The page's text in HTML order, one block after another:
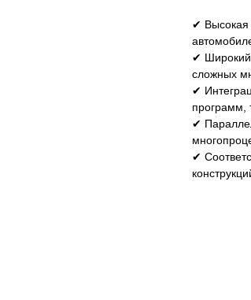
✔ Высокая
✔ Широкий
сложных
✔
программ,
✔
✔